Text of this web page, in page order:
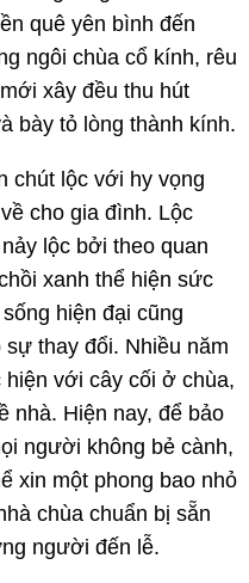
quê yên bình đến
ngôi chùa cổ kính, rêu
xây đều thu hút
bày tỏ lòng thành kính.
chút lộc với hy vọng
cho gia đình. Lộc
lộc bởi theo quan
xanh thể hiện sức
hiện đại cũng
thay đổi. Nhiều năm
với cây cối ở chùa,
nhà. Hiện nay, để bảo
người không bẻ cành,
xin một phong bao nhỏ
chùa chuẩn bị sẵn
người đến lễ.